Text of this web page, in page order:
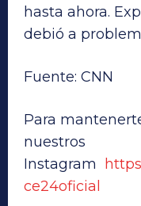
hasta ahora.
debió a
Fuente: CNN
Para
nuestros
Instagram
ce24oficial